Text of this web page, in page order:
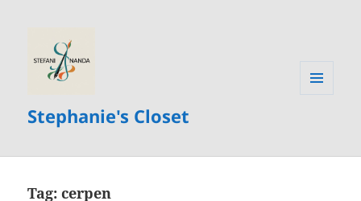
Stephanie's Closet
Tag:cerpen